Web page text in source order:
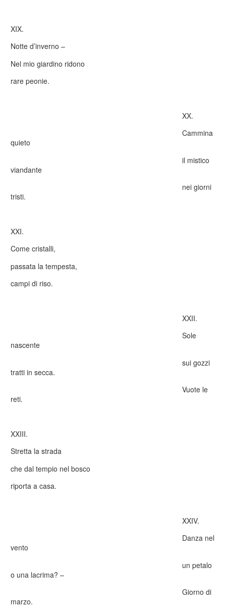
XIX.
Notte d’inverno –
Nel mio giardino ridono
rare peonie.
XX.
Cammina
quieto
il mistico
viandante
nei giorni
tristi.
XXI.
Come cristalli,
passata la tempesta,
campi di riso.
XXII.
Sole
nascente
sui gozzi
tratti in secca.
Vuote le
reti.
XXIII.
Stretta la strada
che dal tempio nel bosco
riporta a casa.
XXIV.
Danza nel
vento
un petalo
o una lacrima? –
Giorno di
marzo.